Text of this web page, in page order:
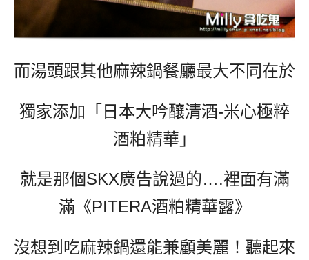
而湯頭跟其他麻辣鍋餐廳最大不同在於
獨家添加「日本大吟釀清酒-米心極粹
酒粕精華」
就是那個SKX廣告說過的….裡面有滿
滿《PITERA酒粕精華露》
沒想到吃麻辣鍋還能兼顧美麗！ 聽起來